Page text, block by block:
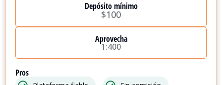
Depósito mínimo
$100
Aprovecha
1:400
Pros